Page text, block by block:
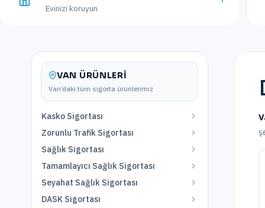
Evinizi koruyun
VAN ÜRÜNLERI
Van’daki tüm sigorta ürünlerimiz
Kasko Sigortası
Zorunlu Trafik Sigortası
Sağlık Sigortası
Tamamlayıcı Sağlık Sigortası
Seyahat Sağlık Sigortası
DASK Sigortası